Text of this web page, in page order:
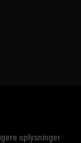
oplysninger